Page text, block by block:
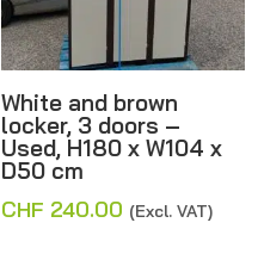
White and brown
locker, 3 doors –
Used, H180 x W104 x
D50 cm
CHF 240.00 (Excl. VAT)